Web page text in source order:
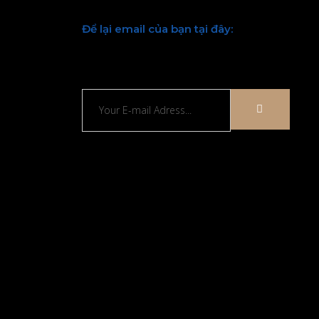
Để lại email của bạn tại đây: